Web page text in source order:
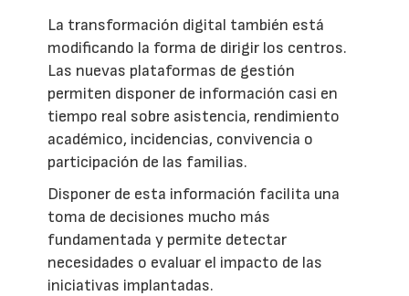
La transformación digital también está
modificando la forma de dirigir los centros.
Las nuevas plataformas de gestión
permiten disponer de información casi en
tiempo real sobre asistencia, rendimiento
académico, incidencias, convivencia o
participación de las familias.
Disponer de esta información facilita una
toma de decisiones mucho más
fundamentada y permite detectar
necesidades o evaluar el impacto de las
iniciativas implantadas.